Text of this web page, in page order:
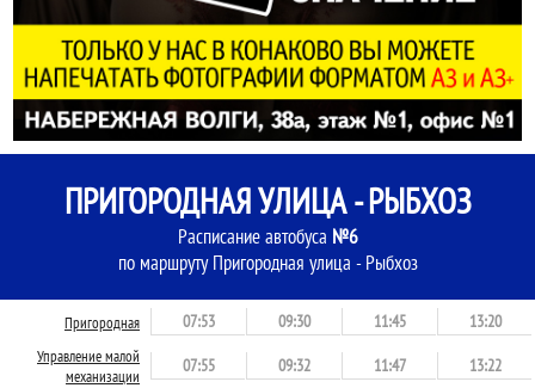
ПРИГОРОДНАЯ УЛИЦА - РЫБХОЗ
Расписание автобуса №6
по маршруту Пригородная улица - Рыбхоз
Пригородная 07:53 09:30 11:45 13:20
Управление малой
механизации
07:55 09:32 11:47 13:22